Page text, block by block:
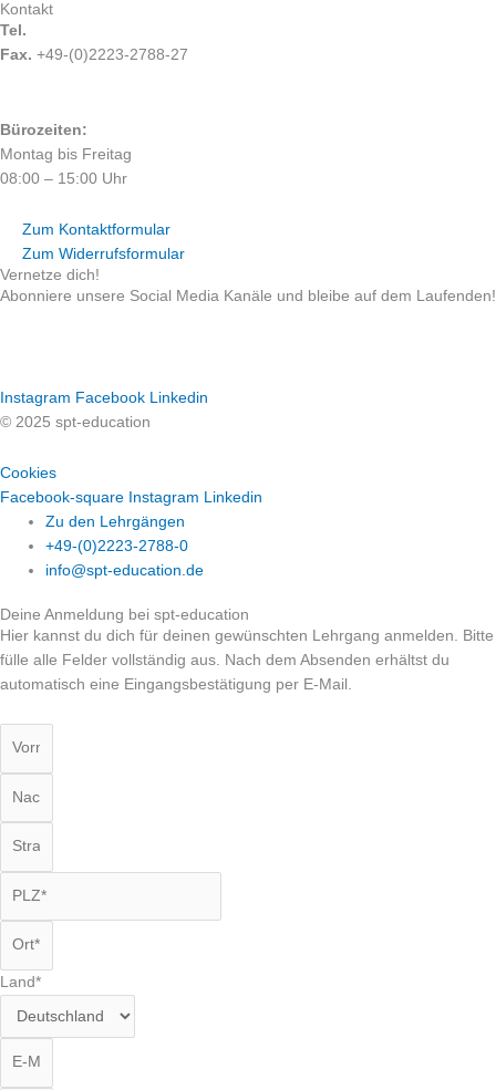
Kontakt
Tel.
Fax. +49-(0)2223-2788-27
Bürozeiten:
Montag bis Freitag
08:00 – 15:00 Uhr
Zum Kontaktformular
Zum Widerrufsformular
Vernetze dich!
Abonniere unsere Social Media Kanäle und bleibe auf dem Laufenden!
Instagram Facebook
Linkedin
© 2025 spt-education
Cookies
Facebook-square Instagram Linkedin
Zu den Lehrgängen
+49-(0)2223-2788-0
info@spt-education.de
Deine Anmeldung bei spt-education
Hier kannst du dich für deinen gewünschten Lehrgang anmelden. Bitte
fülle alle Felder vollständig aus. Nach dem Absenden erhältst du
automatisch eine Eingangsbestätigung per E-Mail.
Land*